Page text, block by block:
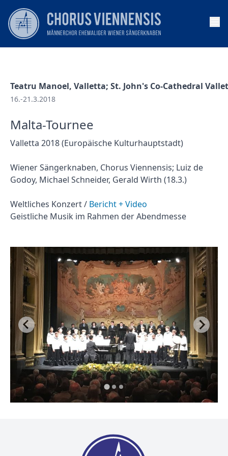
Teatru Manoel, Valletta; St. John's Co-Cathedral
16.-21.3.2018
Malta-Tournee
Valletta 2018 (Europäische Kulturhauptstadt)
Wiener Sängerknaben, Chorus Viennensis; Luiz de
Godoy, Michael Schneider, Gerald Wirth (18.3.)
Weltliches Konzert / Bericht + Video
Geistliche Musik im Rahmen der Abendmesse